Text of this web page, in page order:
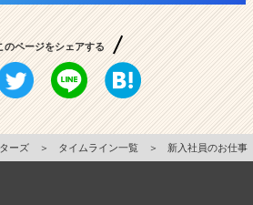
のページをシェアする
ーズ ＞ タイムライン一覧 ＞ 新入社員のお仕事